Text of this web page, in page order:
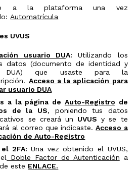
a la plataforma una vez
Automatrícula
UVUS
usuario DUA: Utilizando los
datos (documento de identidad y
DUA) que usaste para la
Acceso a la aplicación para
usuario DUA
a la página de Auto-Registro de
de la US, poniendo tus datos
se creará un UVUS y se te
al correo que indicaste.Acceso a
de Auto-Registro
2FA: Una vez obtenido el UVUS,
Doble Factor de Autenticación a
este ENLACE.